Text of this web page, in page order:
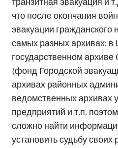
что после окончания
эвакуации гражданского
самых разных архивах:
государственном
(фонд Городской
архивах районных
ведомственных архивах
предприятий и т.п.
сложно найти
установить судьбу своих